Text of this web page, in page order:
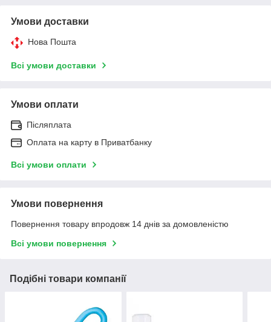
Умови доставки
Нова Пошта
Всі умови доставки
Умови оплати
Післяплата
Оплата на карту в Приватбанку
Всі умови оплати
Умови повернення
Повернення товару впродовж 14 днів за домовленістю
Всі умови повернення
Подібні товари компанії